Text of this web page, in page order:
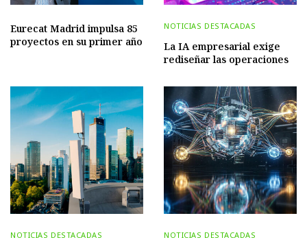
Eurecat Madrid impulsa 85
proyectos en su primer año
NOTICIAS DESTACADAS
La IA empresarial exige
rediseñar las operaciones
NOTICIAS DESTACADAS NOTICIAS DESTACADAS